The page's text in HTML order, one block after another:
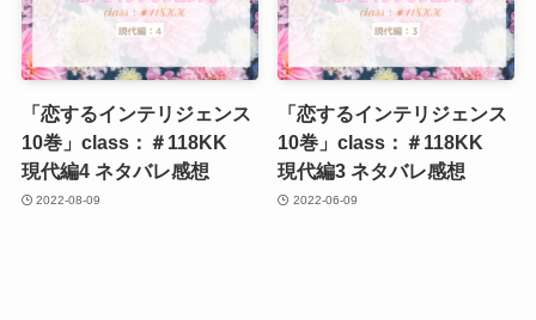
「恋するインテリジェンス
10巻」class：＃118KK
現代編4 ネタバレ感想
2022-08-09
「恋するインテリジェンス
10巻」class：＃118KK
現代編3 ネタバレ感想
2022-06-09